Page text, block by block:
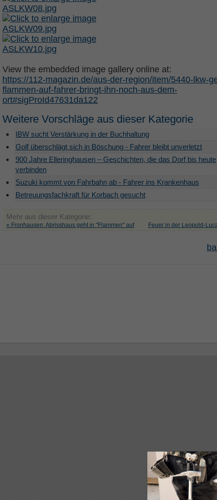
View the embedded image gallery online at:
https://112-magazin.de/aus-der-region/item/5440-lkw-
flammen-auf-fahrer-bringt-ihn-noch-aus-dem-
ort#sigProId47631da122
Weitere Vorschläge aus dieser Kategorie
IBW sucht Verstärkung in der Buchhaltung
Golf überschlägt sich in Böschung - Fahrer bleibt unverletzt
900 Jahre Elleringhausen – Geschichten, die das Dorf bis heute
verbinden
Suzuki kommt von Fahrbahn ab - Fahrer ins Krankenhaus
Betreuungsfachkraft für Korbach gesucht
Mehr aus dieser Kategorie:
« Fronhausen: Abrisshaus geht in "Flammen" auf Feuer in der Leopold-